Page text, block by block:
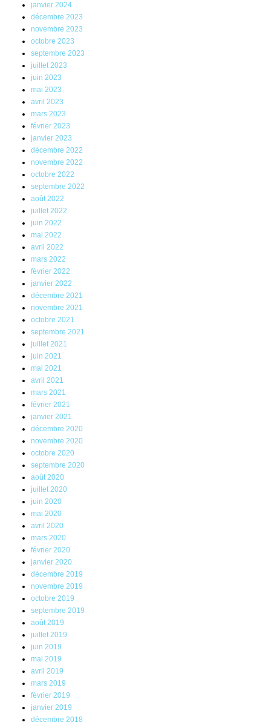
janvier 2024
décembre 2023
novembre 2023
octobre 2023
septembre 2023
juillet 2023
juin 2023
mai 2023
avril 2023
mars 2023
février 2023
janvier 2023
décembre 2022
novembre 2022
octobre 2022
septembre 2022
août 2022
juillet 2022
juin 2022
mai 2022
avril 2022
mars 2022
février 2022
janvier 2022
décembre 2021
novembre 2021
octobre 2021
septembre 2021
juillet 2021
juin 2021
mai 2021
avril 2021
mars 2021
février 2021
janvier 2021
décembre 2020
novembre 2020
octobre 2020
septembre 2020
août 2020
juillet 2020
juin 2020
mai 2020
avril 2020
mars 2020
février 2020
janvier 2020
décembre 2019
novembre 2019
octobre 2019
septembre 2019
août 2019
juillet 2019
juin 2019
mai 2019
avril 2019
mars 2019
février 2019
janvier 2019
décembre 2018